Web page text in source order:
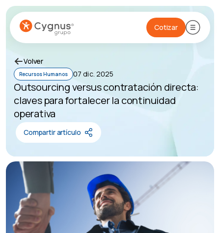
Cotizar
Volver
Recursos Humanos 07 dic. 2025
Outsourcing versus contratación directa:
claves para fortalecer la continuidad
operativa
Compartir artículo